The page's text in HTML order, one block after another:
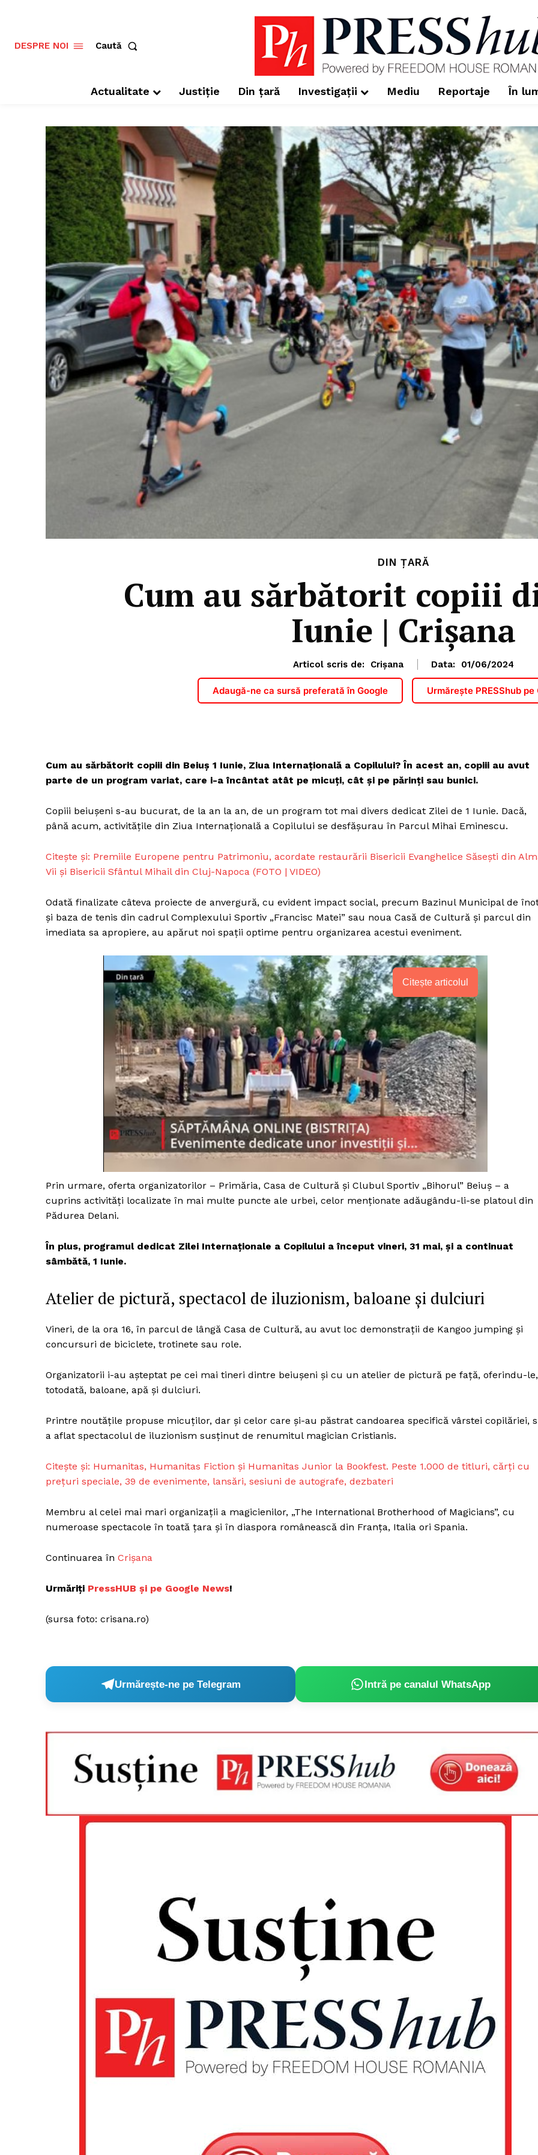
FREEDOM HOUSE
ROMÂNIA
PRESShub
Despre noi / Echipa
Rețea
DESPRE NOI Caută
Actualitate Justiție Din țară Investigații Mediu Reportaje În
DIN ȚARĂ
Cum au sărbătorit copiii
Iunie | Crișana
Articol scris de: Crișana Data: 01/06/2024
Adaugă-ne ca sursă preferată în Google Urmărește PRESShub
Cum au sărbătorit copiii din Beiuș 1 Iunie, Ziua Internațională a Copilului? În acest an, copiii au avut
parte de un program variat, care i-a încântat atât pe micuți, cât și pe părinți sau bunici.
Copiii beiușeni s-au bucurat, de la an la an, de un program tot mai divers dedicat Zilei de 1 Iunie. Dacă,
până acum, activitățile din Ziua Internațională a Copilului se desfășurau în Parcul Mihai Eminescu.
Citește și: Premiile Europene pentru Patrimoniu, acordate restaurării Bisericii Evanghelice Săsești din
Vii și Bisericii Sfântul Mihail din Cluj-Napoca (FOTO | VIDEO)
Odată finalizate câteva proiecte de anvergură, cu evident impact social, precum Bazinul Municipal de
și baza de tenis din cadrul Complexului Sportiv „Francisc Matei” sau noua Casă de Cultură și parcul din
imediata sa apropiere, au apărut noi spații optime pentru organizarea acestui eveniment.
Citește articolul
Prin urmare, oferta organizatorilor – Primăria, Casa de Cultură și Clubul Sportiv „Bihorul” Beiuș – a
cuprins activități localizate în mai multe puncte ale urbei, celor menționate adăugându-li-se platoul din
Pădurea Delani.
În plus, programul dedicat Zilei Internaționale a Copilului a început vineri, 31 mai, și a continuat
sâmbătă, 1 Iunie.
Atelier de pictură, spectacol de iluzionism, baloane și dulciuri
Vineri, de la ora 16, în parcul de lângă Casa de Cultură, au avut loc demonstrații de Kangoo jumping și
concursuri de biciclete, trotinete sau role.
Organizatorii i-au așteptat pe cei mai tineri dintre beiușeni și cu un atelier de pictură pe față, oferindu-le,
totodată, baloane, apă și dulciuri.
Printre noutățile propuse micuților, dar și celor care și-au păstrat candoarea specifică vârstei copilăriei,
a aflat spectacolul de iluzionism susținut de renumitul magician Cristianis.
Citește și: Humanitas, Humanitas Fiction și Humanitas Junior la Bookfest. Peste 1.000 de titluri, cărți cu
prețuri speciale, 39 de evenimente, lansări, sesiuni de autografe, dezbateri
Membru al celei mai mari organizații a magicienilor, „The International Brotherhood of Magicians”, cu
numeroase spectacole în toată țara și în diaspora românească din Franța, Italia ori Spania.
Continuarea în Crișana
Urmăriți PressHUB și pe Google News!
(sursa foto: crisana.ro)
Urmărește-ne pe Telegram Intră pe canalul WhatsApp